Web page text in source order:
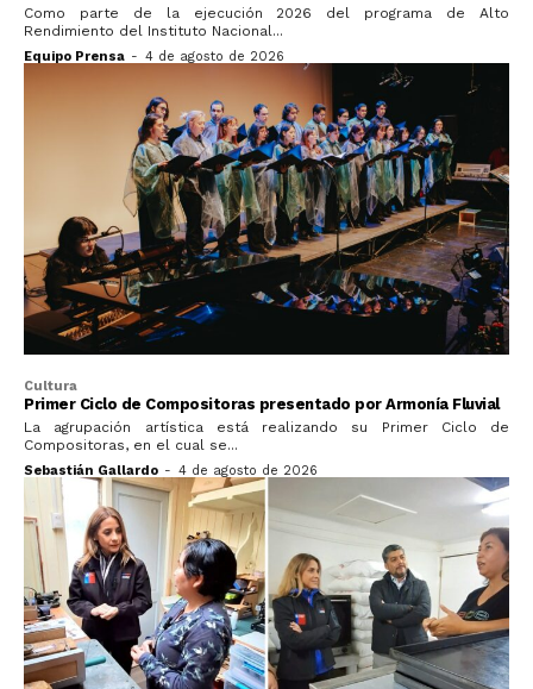
Como parte de la ejecución 2026 del programa de Alto
Rendimiento del Instituto Nacional...
Equipo Prensa - 4 de agosto de 2026
Cultura
Primer Ciclo de Compositoras presentado por Armonía Fluvial
La agrupación artística está realizando su Primer Ciclo de
Compositoras, en el cual se...
Sebastián Gallardo - 4 de agosto de 2026